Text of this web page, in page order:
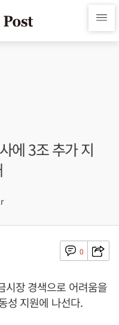
에 3조 추가 지
0
시장 경색으로 어려움을
성 지원에 나선다.